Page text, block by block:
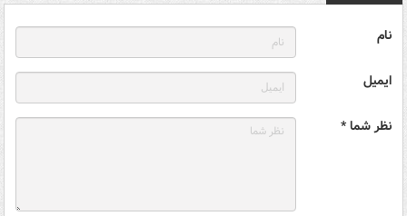
نام
ایمیل
نظر شما *